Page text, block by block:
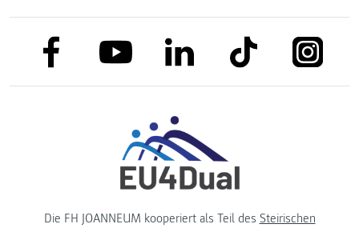
link to facebooklink to youtubelink to linkedinlink to tiktok link to
Die FH JOANNEUM kooperiert als Teil des Steirischen